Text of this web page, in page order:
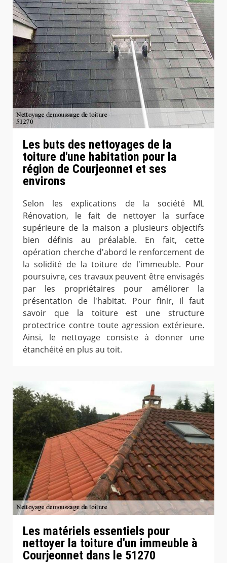
Les buts des nettoyages de la
toiture d'une habitation pour la
région de Courjeonnet et ses
environs
Selon les explications de la société ML
Rénovation, le fait de nettoyer la surface
supérieure de la maison a plusieurs objectifs
bien définis au préalable. En fait, cette
opération cherche d'abord le renforcement de
la solidité de la toiture de l'immeuble. Pour
poursuivre, ces travaux peuvent être envisagés
par les propriétaires pour améliorer la
présentation de l'habitat. Pour finir, il faut
savoir que la toiture est une structure
protectrice contre toute agression extérieure.
Ainsi, le nettoyage consiste à donner une
étanchéité en plus au toit.
Les matériels essentiels pour
nettoyer la toiture d'un immeuble à
Courjeonnet dans le 51270